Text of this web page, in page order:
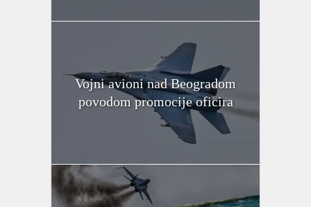
Vojni avioni nad Beogradom
povodom promocije oficira